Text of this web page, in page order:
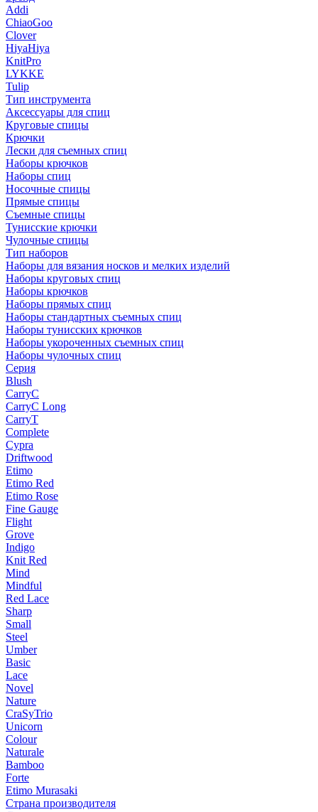
Addi
ChiaoGoo
Clover
HiyaHiya
KnitPro
LYKKE
Tulip
Тип инструмента
Аксессуары для спиц
Круговые спицы
Крючки
Лески для съемных спиц
Наборы крючков
Наборы спиц
Носочные спицы
Прямые спицы
Съемные спицы
Тунисские крючки
Чулочные спицы
Тип наборов
Наборы для вязания носков и мелких изделий
Наборы круговых спиц
Наборы крючков
Наборы прямых спиц
Наборы стандартных съемных спиц
Наборы тунисских крючков
Наборы укороченных съемных спиц
Наборы чулочных спиц
Серия
Blush
CarryC
CarryC Long
CarryT
Complete
Cypra
Driftwood
Etimo
Etimo Red
Etimo Rose
Fine Gauge
Flight
Grove
Indigo
Knit Red
Mind
Mindful
Red Lace
Sharp
Small
Steel
Umber
Basic
Lace
Novel
Nature
CraSyTrio
Unicorn
Colour
Naturale
Bamboo
Forte
Etimo Murasaki
Страна производителя